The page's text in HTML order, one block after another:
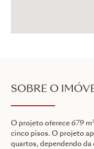
SOBRE O
O projeto oferece 679
cinco pisos. O projeto
quartos, dependendo